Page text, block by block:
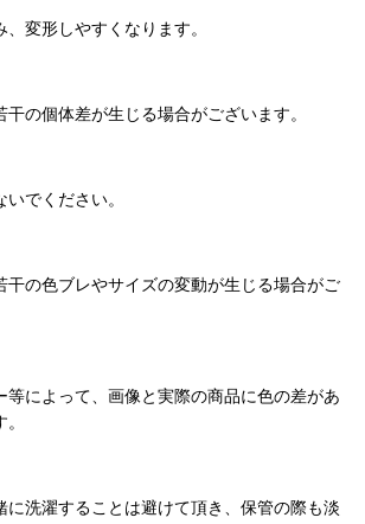
、変形しやすくなります。
干の個体差が生じる場合がございます。
いでください。
干の色ブレやサイズの変動が生じる場合がご
等によって、画像と実際の商品に色の差があ
に洗濯することは避けて頂き、保管の際も淡